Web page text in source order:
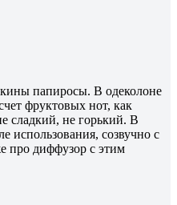
папиросы. В одеколоне
фруктовых нот, как
сладкий, не горький. В
использования, созвучно с
про диффузор с этим